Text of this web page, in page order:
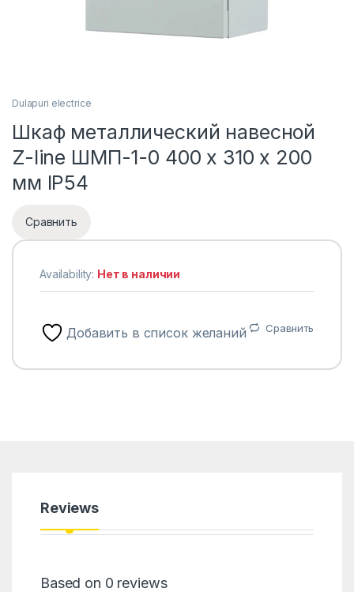
Dulapuri electrice
Шкаф металлический навесной
Z-line ШМП-1-0 400 x 310 x 200
мм IP54
Сравнить
Availability: Нет в наличии
Добавить в список желаний Сравнить
Reviews
Based on 0 reviews